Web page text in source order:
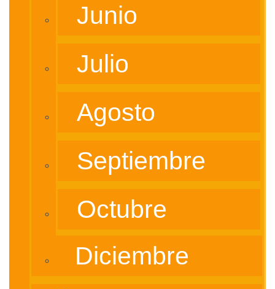
Junio
Julio
Agosto
Septiembre
Octubre
Diciembre